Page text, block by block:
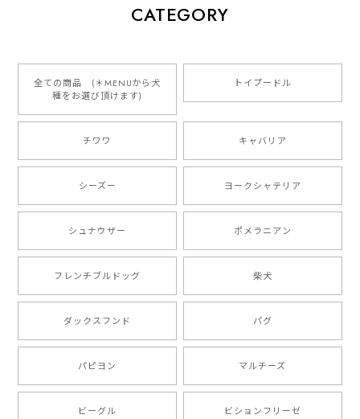
2026/01/16
とっても可愛くて、わんちゃんの名前や電話番号も分か
りやすくて最高です！ ありがとうございました❁⃘*.ﾟ
ご縁がありましたら、またよろしくお願いいたします。
【 自然に囲まれた ダックスフンド 】 キャニスター 保存容器 お家用 プレゼント 犬 ペット うちの子 犬グッズ
【 ボーダーコリー 水彩画風 毛色4色 】 手帳 スマホケース 犬 うちの子 iPhone & Android
ったです。 ご連絡が取りづらい点だけ少し不安になり
ましたが、商品の素敵さでチャラです。 本当に可愛
い。ありがとうございます。
CATEGORY
全ての商品 (＊MENUから犬
種をお選び頂けます)
トイプードル
チワワ キャバリア
シーズー ヨークシャテリア
シュナウザー ポメラニアン
フレンチブルドッグ 柴犬
ダックスフンド パグ
パピヨン マルチーズ
ビーグル ビションフリーゼ